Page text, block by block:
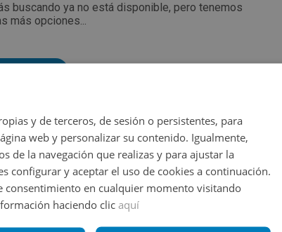
buscando ya no está disponible, pero tenemos
más opciones...
y de terceros, de sesión o persistentes, para
web y personalizar su contenido. Igualmente,
de la navegación que realizas y para ajustar la
configurar y aceptar el uso de cookies a continuación.
en cualquier momento visitando
haciendo clic aquí